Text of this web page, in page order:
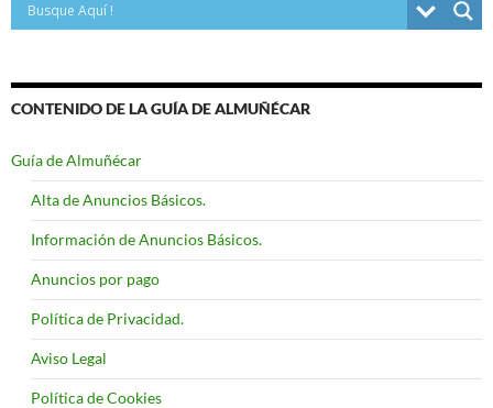
CONTENIDO DE LA GUÍA DE ALMUÑÉCAR
Guía de Almuñécar
Alta de Anuncios Básicos.
Información de Anuncios Básicos.
Anuncios por pago
Política de Privacidad.
Aviso Legal
Política de Cookies